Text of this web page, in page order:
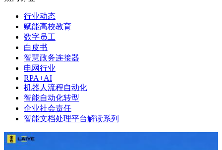
行业动态
赋能高校教育
数字员工
白皮书
智慧政务连接器
电网行业
RPA+AI
机器人流程自动化
智能自动化转型
企业社会责任
智能文档处理平台解读系列